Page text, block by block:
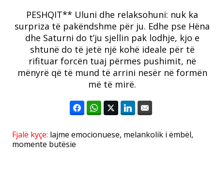
PESHQIT** Uluni dhe relaksohuni: nuk ka
surpriza të pakëndshme për ju. Edhe pse Hëna
dhe Saturni do t’ju sjellin pak lodhje, kjo e
shtunë do të jetë një kohë ideale për të
rifituar forcën tuaj përmes pushimit, në
mënyrë që të mund të arrini nesër në formën
më të mirë.
Fjalë kyçe: lajme emocionuese, melankolik i ëmbël,
momente butësie